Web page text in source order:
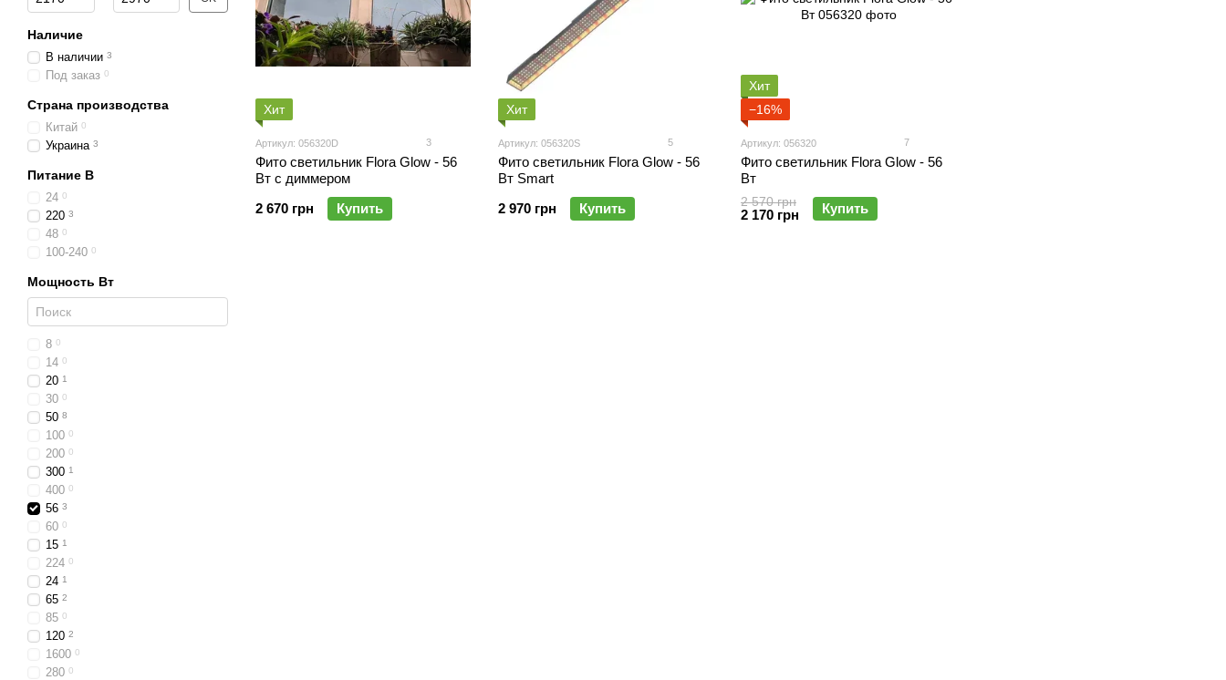
Хит
Артикул: 056320D 3
Фито светильник Flora Glow - 56
Вт с диммером
2 670 грн
Купить
Хит
Артикул: 056320S 5
Фито светильник Flora Glow - 56
Вт Smart
2 970 грн
Купить
Хит
−16%
Артикул: 056320 7
Фито светильник Flora Glow - 56
Вт
2 570 грн
2 170 грн Купить
Наличие
В наличии 3
Под заказ 0
Страна производства
Китай 0
Украина 3
Питание В
24 0
220 3
48 0
100-240 0
Мощность Вт
8 0
14 0
20 1
30 0
50 8
100 0
200 0
300 1
400 0
56 3
60 0
15 1
224 0
24 1
65 2
85 0
120 2
1600 0
280 0